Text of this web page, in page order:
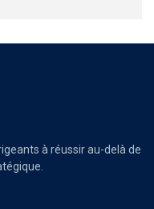
à réussir au-delà de